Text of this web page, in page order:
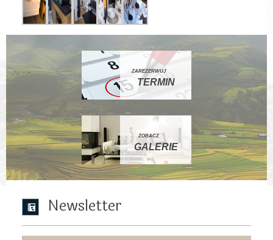
ZAREZERWUJ
TERMIN
ZOBACZ
GALERIE
Newsletter